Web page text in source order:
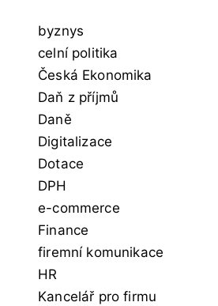
byznys
celní politika
Česká Ekonomika
Daň z příjmů
Daně
Digitalizace
Dotace
DPH
e-commerce
Finance
firemní komunikace
HR
Kancelář pro firmu